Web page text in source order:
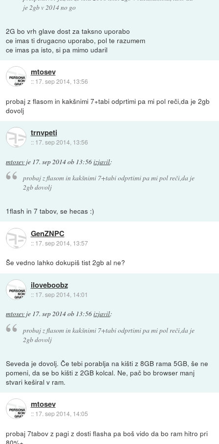
je 2gb v 2014 no go
2G bo vrh glave dost za taksno uporabo
ce imas ti drugacno uporabo, pol te razumem
ce imas pa isto, si pa mimo udaril
mtosev
:: 17. sep 2014, 13:56
probaj z flasom in kakšnimi 7+tabi odprtimi pa mi pol reči,da je 2gb
dovolj
trnvpeti
:: 17. sep 2014, 13:56
mtosev je 17. sep 2014 ob 13:56izjavil:
probaj z flasom in kakšnimi 7+tabi odprtimi pa mi pol reči,da je
2gb dovolj
1flash in 7 tabov, se hecas :)
GenZNPC
:: 17. sep 2014, 13:57
Še vedno lahko dokupiš tist 2gb al ne?
iloveboobz
:: 17. sep 2014, 14:01
mtosev je 17. sep 2014 ob 13:56izjavil:
probaj z flasom in kakšnimi 7+tabi odprtimi pa mi pol reči,da je
2gb dovolj
Seveda je dovolj. Če tebi porablja na kišti z 8GB rama 5GB, še ne
pomeni, da se bo kišti z 2GB kolcal. Ne, pač bo browser manj
stvari keširal v ram.
mtosev
:: 17. sep 2014, 14:05
probaj 7tabov z pagi z dosti flasha pa boš vido da bo ram hitro pri